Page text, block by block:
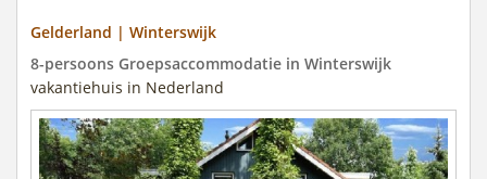
Gelderland | Winterswijk
8-persoons Groepsaccommodatie in Winterswijk
vakantiehuis in Nederland